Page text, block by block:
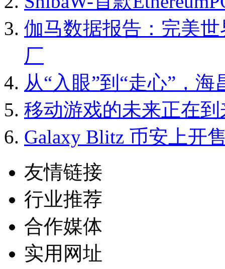
伽马数据报告：完美
厂
从“入眼”到“走心”，
移动游戏的未来正在到
Galaxy Blitz 币安上开
友情链接
行业推荐
合作媒体
实用网址